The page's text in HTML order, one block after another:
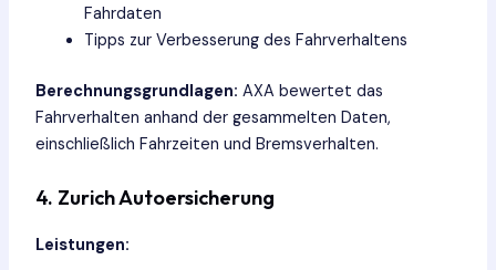
Fahrdaten
Tipps zur Verbesserung des Fahrverhaltens
Berechnungsgrundlagen: AXA bewertet das
Fahrverhalten anhand der gesammelten Daten,
einschließlich Fahrzeiten und Bremsverhalten.
4. Zurich Autoersicherung
Leistungen: